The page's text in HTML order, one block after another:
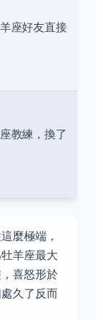
座好友直接
教練，換了
麼極端，
羊座最大
喜怒形於
久了反而